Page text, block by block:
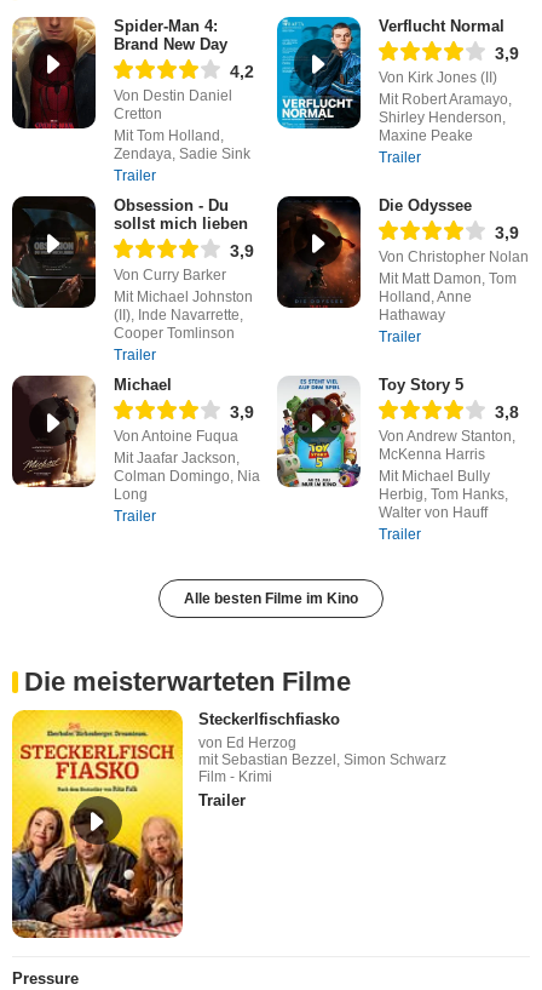
Spider-Man 4:
Brand New Day
4,2
Von Destin Daniel
Cretton
Mit Tom Holland,
Zendaya, Sadie Sink
Trailer
Verflucht Normal
3,9
Von Kirk Jones (II)
Mit Robert Aramayo,
Shirley Henderson,
Maxine Peake
Trailer
Obsession - Du
sollst mich lieben
3,9
Von Curry Barker
Mit Michael Johnston
(II), Inde Navarrette,
Cooper Tomlinson
Trailer
Die Odyssee
3,9
Von Christopher Nolan
Mit Matt Damon, Tom
Holland, Anne
Hathaway
Trailer
Michael
3,9
Von Antoine Fuqua
Mit Jaafar Jackson,
Colman Domingo, Nia
Long
Trailer
Toy Story 5
3,8
Von Andrew Stanton,
McKenna Harris
Mit Michael Bully
Herbig, Tom Hanks,
Walter von Hauff
Trailer
Alle besten Filme im Kino
Die meisterwarteten Filme
Steckerlfischfiasko
von Ed Herzog
mit Sebastian Bezzel, Simon Schwarz
Film - Krimi
Trailer
Pressure